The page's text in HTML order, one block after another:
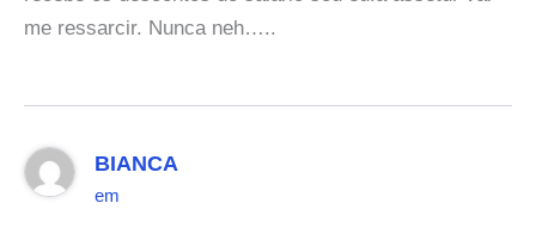
me ressarcir. Nunca neh…..
BIANCA
em